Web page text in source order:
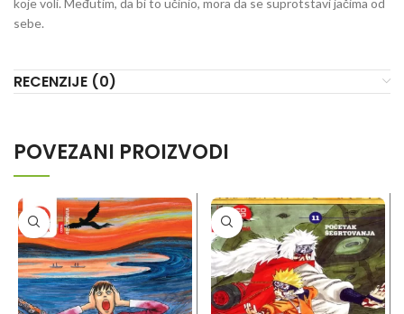
sebe.
RECENZIJE (0)
POVEZANI PROIZVODI